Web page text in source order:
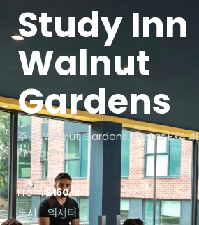
Study Inn
Walnut
Gardens
주소: Walnut Gardens, Exeter EX4
Kingdom
From£160/주
도시
엑서터